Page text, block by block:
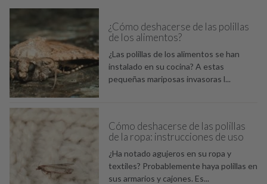
¿Cómo deshacerse de las polillas
de los alimentos?
¿Las polillas de los alimentos se han
instalado en su cocina? A estas
pequeñas mariposas invasoras l...
Cómo deshacerse de las polillas
de la ropa: instrucciones de uso
¿Ha notado agujeros en su ropa y
textiles? Probablemente haya polillas en
sus armarios y cajones. Es...